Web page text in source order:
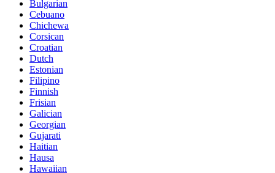
Bulgarian
Cebuano
Chichewa
Corsican
Croatian
Dutch
Estonian
Filipino
Finnish
Frisian
Galician
Georgian
Gujarati
Haitian
Hausa
Hawaiian